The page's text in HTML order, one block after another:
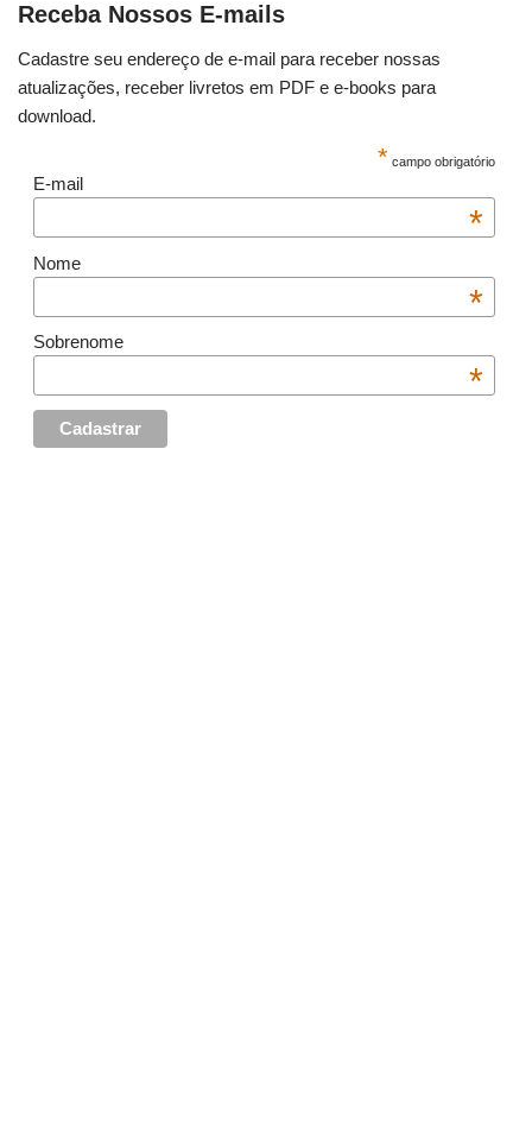
Receba Nossos E-mails
Cadastre seu endereço de e-mail para receber nossas
atualizações, receber livretos em PDF e e-books para
download.
* campo obrigatório
E-mail
*
Nome
*
Sobrenome
*